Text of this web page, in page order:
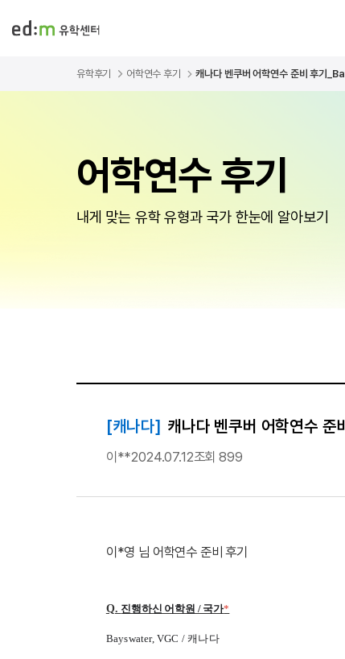
유학후기 어학연수 후기 캐나다 벤쿠버 어학연수 준비 후기
어학연수 후기
내게 맞는 유학 유형과 국가 한눈에 알아보기
[캐나다] 캐나다 벤쿠버 어학연수
이**2024.07.12조회 899
이*영 님 어학연수 준비 후기
Q. 진행하신 어학원 / 국가*
Bayswater, VGC /캐나다